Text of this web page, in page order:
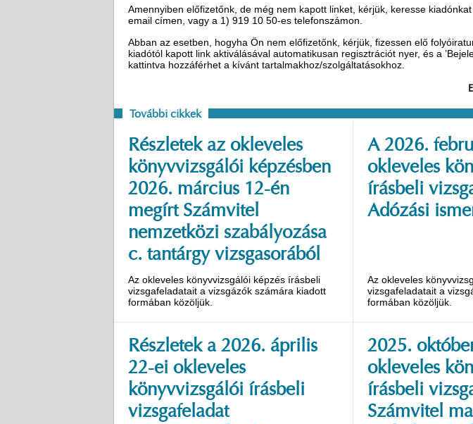
Amennyiben előfizetőnk, de még nem kapott linket, kérjük, keresse
email címen, vagy a 1) 919 10 50-es telefonszámon.
Abban az esetben, hogyha Ön nem előfizetőnk, kérjük, fizessen elő
kiadótól kapott link aktiválásával automatikusan regisztrációt nyer, és a
kattintva hozzáférhet a kívánt tartalmakhoz/szolgáltatásokhoz.
További cikkek
Részletek az okleveles
könyvvizsgálói képzésben
2026. március 12-én
megírt Számvitel
nemzetközi szabályozása
c. tantárgy vizsgasorából
Az okleveles könyvvizsgálói képzés írásbeli
vizsgafeladatait a vizsgázók számára kiadott
formában közöljük.
A 2026.
okleveles
írásbeli
Adózási
Az okleveles
vizsgafeladatait a
formában közöljük.
Részletek a 2026. április
22-ei okleveles
könyvvizsgálói írásbeli
vizsgafeladat
2025.
okleveles
írásbeli
Számvitel